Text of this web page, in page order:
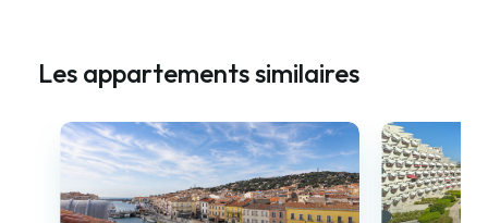
Les appartements similaires